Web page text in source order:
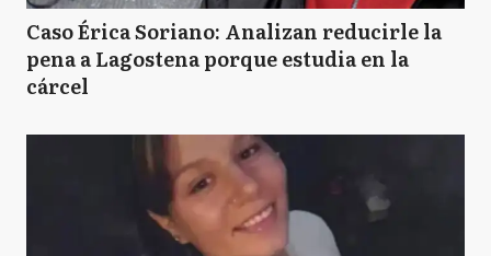
Caso Érica Soriano: Analizan reducirle la
pena a Lagostena porque estudia en la
cárcel